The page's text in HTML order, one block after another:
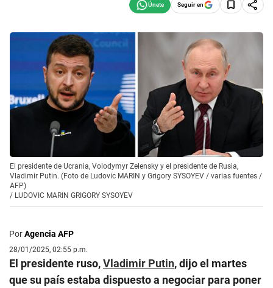
Seguir en
El presidente de Ucrania, Volodymyr Zelensky y el presidente de Rusia,
Vladimir Putin. (Foto de Ludovic MARIN y Grigory SYSOYEV / varias fuentes /
AFP)
/ LUDOVIC MARIN GRIGORY SYSOYEV
PorAgencia AFP
28/01/2025, 02:55 p.m.
El presidente ruso,Vladimir Putin, dijo el martes
que su país estaba dispuesto a negociar para poner